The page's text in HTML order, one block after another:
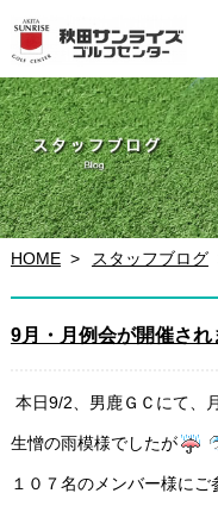
HOME スタッフブログ
9月・月例会が開催され
本日9/2、男鹿ＧＣにて、
生憎の雨模様でしたが
１０７名のメンバー様にご